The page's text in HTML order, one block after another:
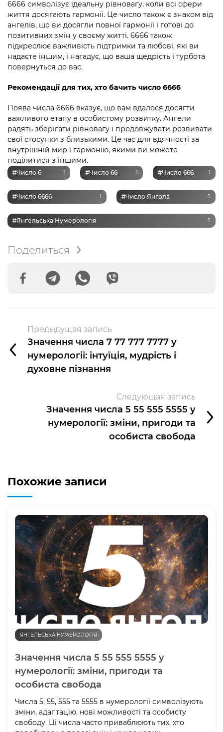
6666 символізує ідеальну рівновагу, коли всі сфери
життя досягають гармонії. Це число також є знаком від
ангелів, що ви досягли повної гармонії і готові до
позитивних змін у своєму житті. 6666 також
підкреслює важливість підтримки та любові, які ви
надаєте іншим, і нагадує, що ваша щедрість і турбота
повернуться до вас.
Рекомендації для тих, хто бачить число 6666
Поява числа 6666 вказує, що вам вдалося досягти
важливого етапу в особистому розвитку. Ангели
радять зберігати рівновагу і продовжувати розвивати
свої стосунки з близькими. Це час для вдячності за
внутрішній мир і гармонію, якими ви можете
поділитися з іншими.
#Число 6 1 #Число 66 1 #Число 666 1
#Число 6666 1 #Число Янгола 5
#Янгельська Нумерологія 5
Поделиться
Предыдущая запись
Значення числа 7 77 777 7777 у
нумерології: інтуїція, мудрість і
духовне пізнання
Следующая запись
Значення числа 5 55 555 5555 у
нумерології: зміни, пригоди та
особиста свобода
Похожие записи
ЯНГЕЛЬСЬКА НУМЕРОЛОГІЯ
Значення числа 5 55 555 5555 у
нумерології: зміни, пригоди та
особиста свобода
Числа 5, 55, 555 та 5555 в нумерології символізують
зміни, адаптацію, нові можливості та особисту
свободу. Ці числа часто приваблюють тих, хто